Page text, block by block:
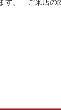
。 ご来店の